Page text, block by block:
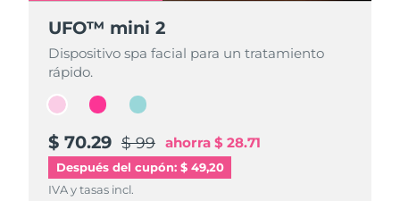
UFO™ mini 2
Dispositivo spa facial para un tratamiento
rápido.
$ 70.29 $ 99 ahorra $ 28.71
Después del cupón: $ 49,20
IVA y tasas incl.
UFO™ mini 2
Dispositivo spa facial para un tratamiento
rápido.
$ 70.29 $ 99 ahorra $ 28.71
IVA y tasas incl.
UFO™ mini 2
Dispositivo spa facial para un tratamiento
rápido.
$ 70.29 $ 99 ahorra $ 28.71
IVA y tasas incl.